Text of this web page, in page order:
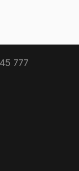
777